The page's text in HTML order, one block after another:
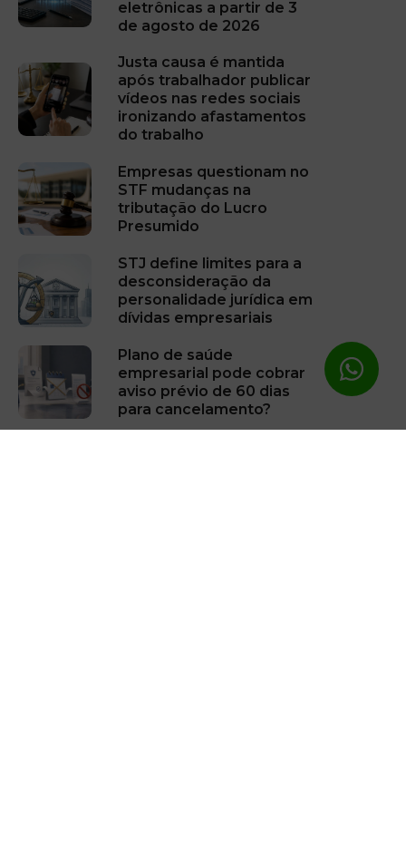
eletrônicas a partir de 3
de agosto de 2026
Justa causa é mantida
após trabalhador publicar
vídeos nas redes sociais
ironizando afastamentos
do trabalho
Empresas questionam no
STF mudanças na
tributação do Lucro
Presumido
STJ define limites para a
desconsideração da
personalidade jurídica em
dívidas empresariais
Plano de saúde
empresarial pode cobrar
aviso prévio de 60 dias
para cancelamento?